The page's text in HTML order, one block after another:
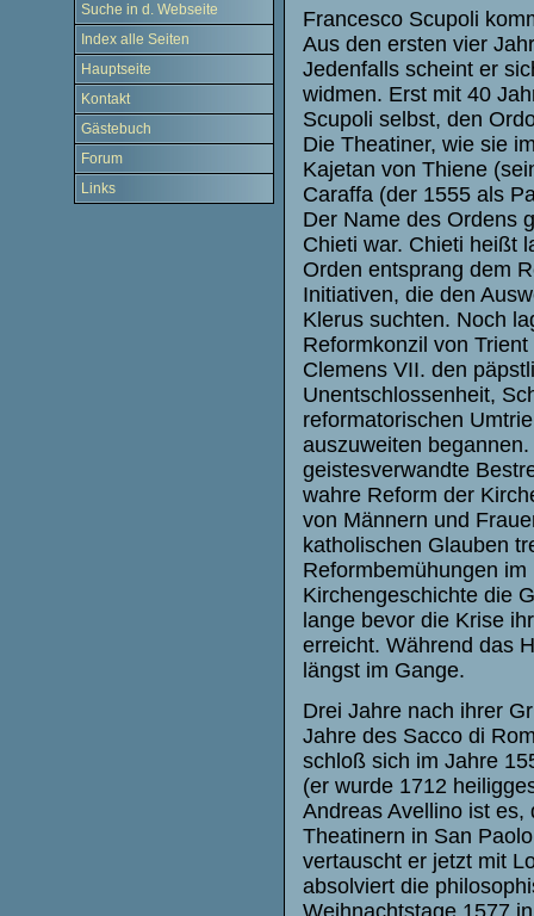
Suche in d. Webseite
Index alle Seiten
Hauptseite
Kontakt
Gästebuch
Forum
Links
Francesco Scupoli
Aus den ersten vier
Jedenfalls scheint er
widmen. Erst mit 40
Scupoli selbst, den
Die Theatiner, wie sie
Kajetan von Thiene
Caraffa (der 1555 als
Der Name des Ordens
Chieti war. Chieti heißt
Orden entsprang dem
Initiativen, die den
Klerus suchten. Noch
Reformkonzil von
Clemens VII. den
Unentschlossenheit,
reformatorischen
auszuweiten
geistesverwandte
wahre Reform der
von Männern und
katholischen Glauben
Reformbemühungen
Kirchengeschichte die
lange bevor die Krise
erreicht. Während das
längst im Gange.
Drei Jahre nach ihrer
Jahre des Sacco di
schloß sich im Jahre
(er wurde 1712
Andreas Avellino ist
Theatinern in San
vertauscht er jetzt mit
absolviert die